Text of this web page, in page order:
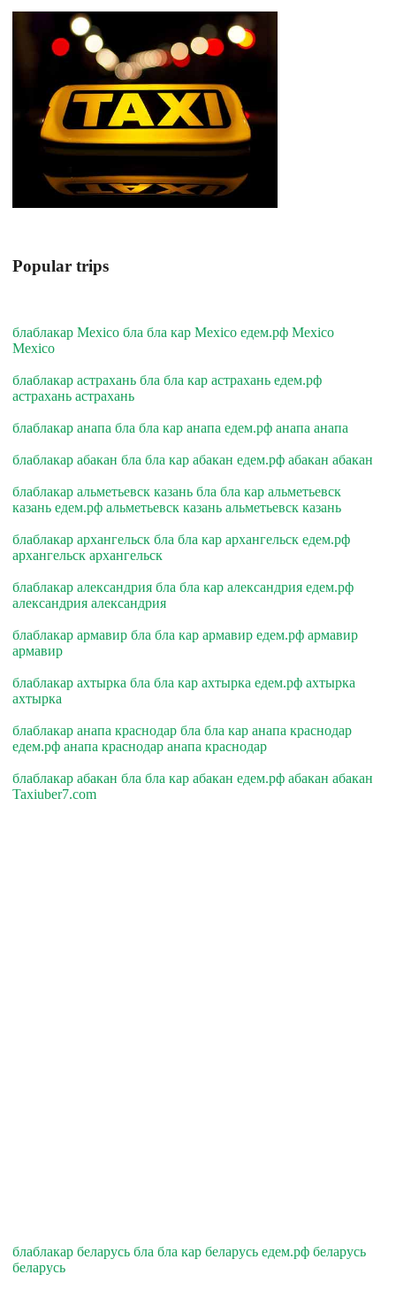
Popular trips
блаблакар Mexico бла бла кар Mexico едем.рф Mexico
Mexico
блаблакар астрахань бла бла кар астрахань едем.рф
астрахань астрахань
блаблакар анапа бла бла кар анапа едем.рф анапа анапа
блаблакар абакан бла бла кар абакан едем.рф абакан абакан
блаблакар альметьевск казань бла бла кар альметьевск
казань едем.рф альметьевск казань альметьевск казань
блаблакар архангельск бла бла кар архангельск едем.рф
архангельск архангельск
блаблакар александрия бла бла кар александрия едем.рф
александрия александрия
блаблакар армавир бла бла кар армавир едем.рф армавир
армавир
блаблакар ахтырка бла бла кар ахтырка едем.рф ахтырка
ахтырка
блаблакар анапа краснодар бла бла кар анапа краснодар
едем.рф анапа краснодар анапа краснодар
блаблакар абакан бла бла кар абакан едем.рф абакан абакан
Taxiuber7.com
блаблакар беларусь бла бла кар беларусь едем.рф беларусь
беларусь